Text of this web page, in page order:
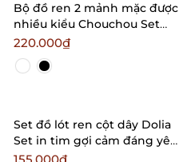
Bộ đồ ren 2 mảnh mặc được
nhiều kiểu Chouchou Set
S2595 kèm dây đai nối lấp
lánh Bralettehousevn
220.000₫
Set đồ lót ren cột dây Dolia
Set in tim gợi cảm đáng yêu
mềm mại tôn dáng
155.000₫